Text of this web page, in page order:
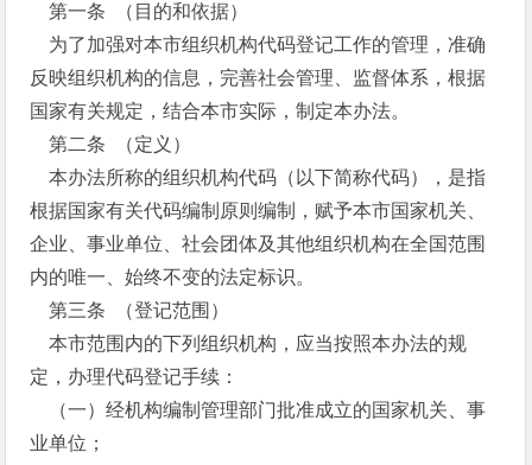
第一条 （目的和依据）
为了加强对本市组织机构代码登记工作的管理，准确
反映组织机构的信息，完善社会管理、监督体系，根据
国家有关规定，结合本市实际，制定本办法。
第二条 （定义）
本办法所称的组织机构代码（以下简称代码），是指
根据国家有关代码编制原则编制，赋予本市国家机关、
企业、事业单位、社会团体及其他组织机构在全国范围
内的唯一、始终不变的法定标识。
第三条 （登记范围）
本市范围内的下列组织机构，应当按照本办法的规
定，办理代码登记手续：
（一）经机构编制管理部门批准成立的国家机关、事
业单位；